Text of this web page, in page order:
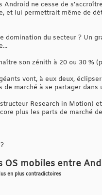
Android ne cesse de
et lui permettrait même de
domination du secteur ? Un
son zénith à 20 ou 30 %
vont, à eux deux,
de marché à se partager dans
Research in Motion)
plus les parts de marché
OS mobiles entre
en plus contradictoires